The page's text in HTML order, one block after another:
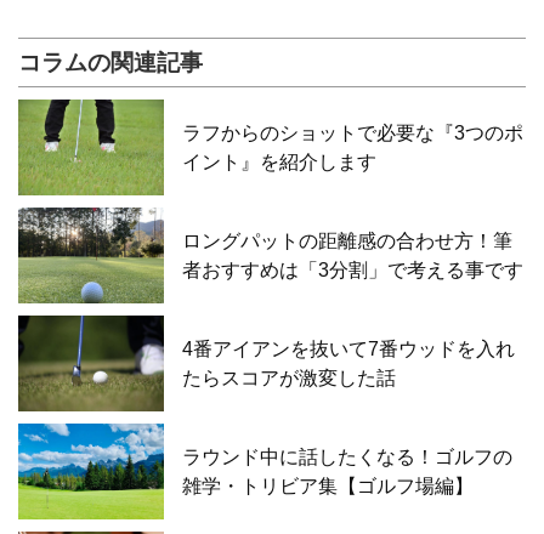
コラムの関連記事
ラフからのショットで必要な『3つのポ
イント』を紹介します
ロングパットの距離感の合わせ方！筆
者おすすめは「3分割」で考える事です
4番アイアンを抜いて7番ウッドを入れ
たらスコアが激変した話
ラウンド中に話したくなる！ゴルフの
雑学・トリビア集【ゴルフ場編】